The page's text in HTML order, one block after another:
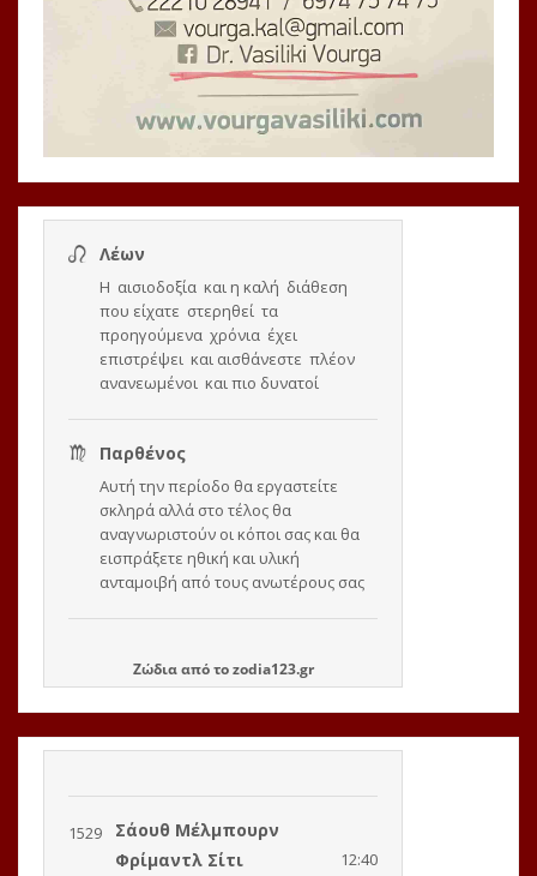
Ζώδιααπό τοzodia123.gr